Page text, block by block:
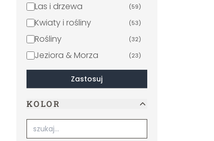
Las i drzewa (59)
Kwiaty i rośliny (53)
Rośliny (32)
Jeziora & Morza (23)
Krajobrazy (22)
Dżungla (21)
Palmy )
Powiedzenia (20)
Kwiaty (16)
Zastosuj
KOLOR